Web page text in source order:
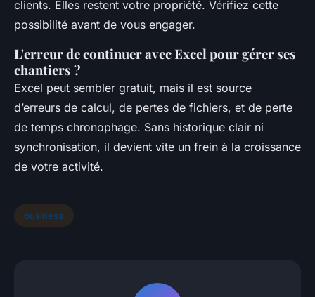
clients. Elles restent votre propriété. Vérifiez cette
possibilité avant de vous engager.
L'erreur de continuer avec Excel pour gérer ses
chantiers ?
Excel peut sembler gratuit, mais il est source
d’erreurs de calcul, de pertes de fichiers, et de perte
de temps chronophage. Sans historique clair ni
synchronisation, il devient vite un frein à la croissance
de votre activité.
business